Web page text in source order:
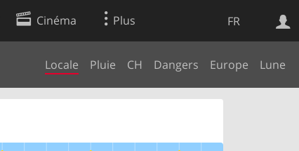
FR
Cinéma Plus
Locale Pluie CH Dangers Europe Lune
Web